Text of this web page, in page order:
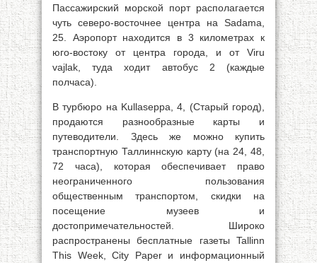
Пассажирский морской порт располагается
чуть северо-восточнее центра на Sadama,
25. Аэропорт находится в 3 километрах к
юго-востоку от центра города, и от Viru
vajlak, туда ходит автобус 2 (каждые
полчаса).
В турбюро на Kullaseppa, 4, (Старый город),
продаются разнообразные карты и
путеводители. Здесь же можно купить
транспортную Таллиннскую карту (на 24, 48,
72 часа), которая обеспечивает право
неограниченного пользования
общественным транспортом, скидки на
посещение музеев и
достопримечательностей. Широко
распространены бесплатные газеты Tallinn
This Week, City Paper и информационный